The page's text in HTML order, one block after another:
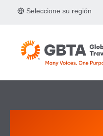
Seleccione su región